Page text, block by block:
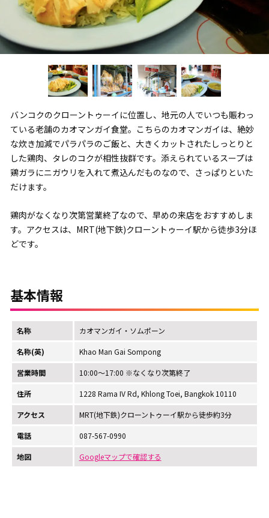
バンコクのクローントゥーイに位置し、地元の人でいつも賑わっ
ている老舗のカオマンガイ食堂。こちらのカオマンガイは、絶妙
な炊き加減でパラパラのご飯と、大きくカットされたしっとりと
した鶏肉、タレのコクが相性抜群です。添えられているスープは
鶏ガラにニガウリを入れて煮込んだものなので、さっぱりといた
だけます。
鶏肉がなくなり次第営業終了なので、早めの来店をおすすめしま
す。アクセスは、MRT(地下鉄)クローントゥーイ駅から徒歩3分ほ
どです。
基本情報
名称 カオマンガイ・ソムポーン
名称(英) Khao Man Gai Sompong
営業時間 10:00～17:00 ※なくなり次第終了
住所 1228 Rama IV Rd, Khlong Toei, Bangkok 10110
アクセス MRT(地下鉄)クローントゥーイ駅から徒歩約3分
電話 087-567-0990
地図 Googleマップで確認する